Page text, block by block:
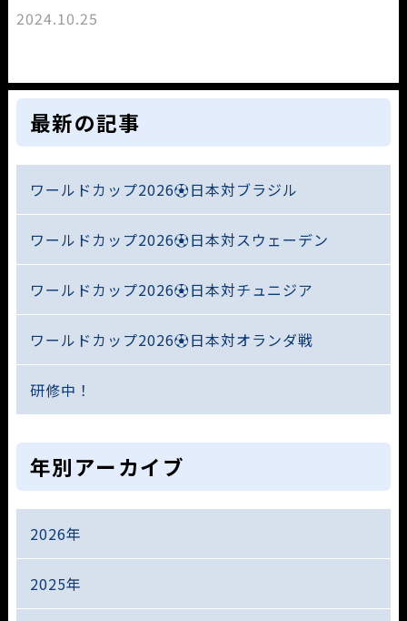
2024.10.25
最新の記事
ワールドカップ2026⚽日本対ブラジル
ワールドカップ2026⚽日本対スウェーデン
ワールドカップ2026⚽日本対チュニジア
ワールドカップ2026⚽日本対オランダ戦
研修中！
年別アーカイブ
2026年
2025年